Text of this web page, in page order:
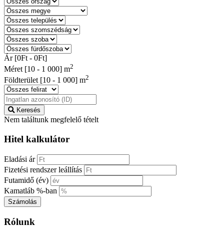
Ár [0Ft - 0Ft]
Méret [10 - 1 000] m2
Földterület [10 - 1 000] m2
Keresés
Nem találtunk megfelelő tételt
Hitel kalkulátor
Eladási ár
Fizetési rendszer leállítás
Futamidő (év)
Kamatláb %-ban
Számolás
Rólunk